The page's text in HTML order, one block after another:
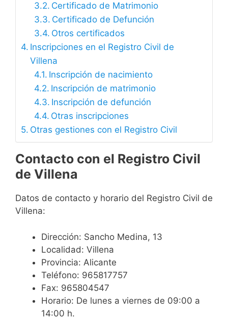
Certificado de Matrimonio
Certificado de Defunción
Otros certificados
Inscripciones en el Registro Civil de
Villena
Inscripción de nacimiento
Inscripción de matrimonio
Inscripción de defunción
Otras inscripciones
Otras gestiones con el Registro Civil
Contacto con el Registro Civil
de Villena
Datos de contacto y horario del Registro Civil de
Villena:
Dirección: Sancho Medina, 13
Localidad: Villena
Provincia: Alicante
Teléfono: 965817757
Fax: 965804547
Horario: De lunes a viernes de 09:00 a
14:00 h.